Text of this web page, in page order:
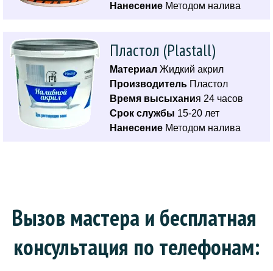
Нанесение Методом налива
Пластол (Plastall)
Материал Жидкий акрил
Производитель Пластол
Время высыхания 24 часов
Срок службы 15-20 лет
Нанесение Методом налива
Вызов мастера и бесплатная
консультация по телефонам: